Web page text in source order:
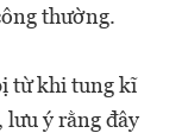
thường.
từ khi tung kĩ
lưu ý rằng đây